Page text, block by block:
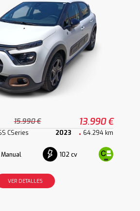
15.990 € 13.990 €
CSeries 2023 64.294 km
Manual 102 cv
VER DETALLES